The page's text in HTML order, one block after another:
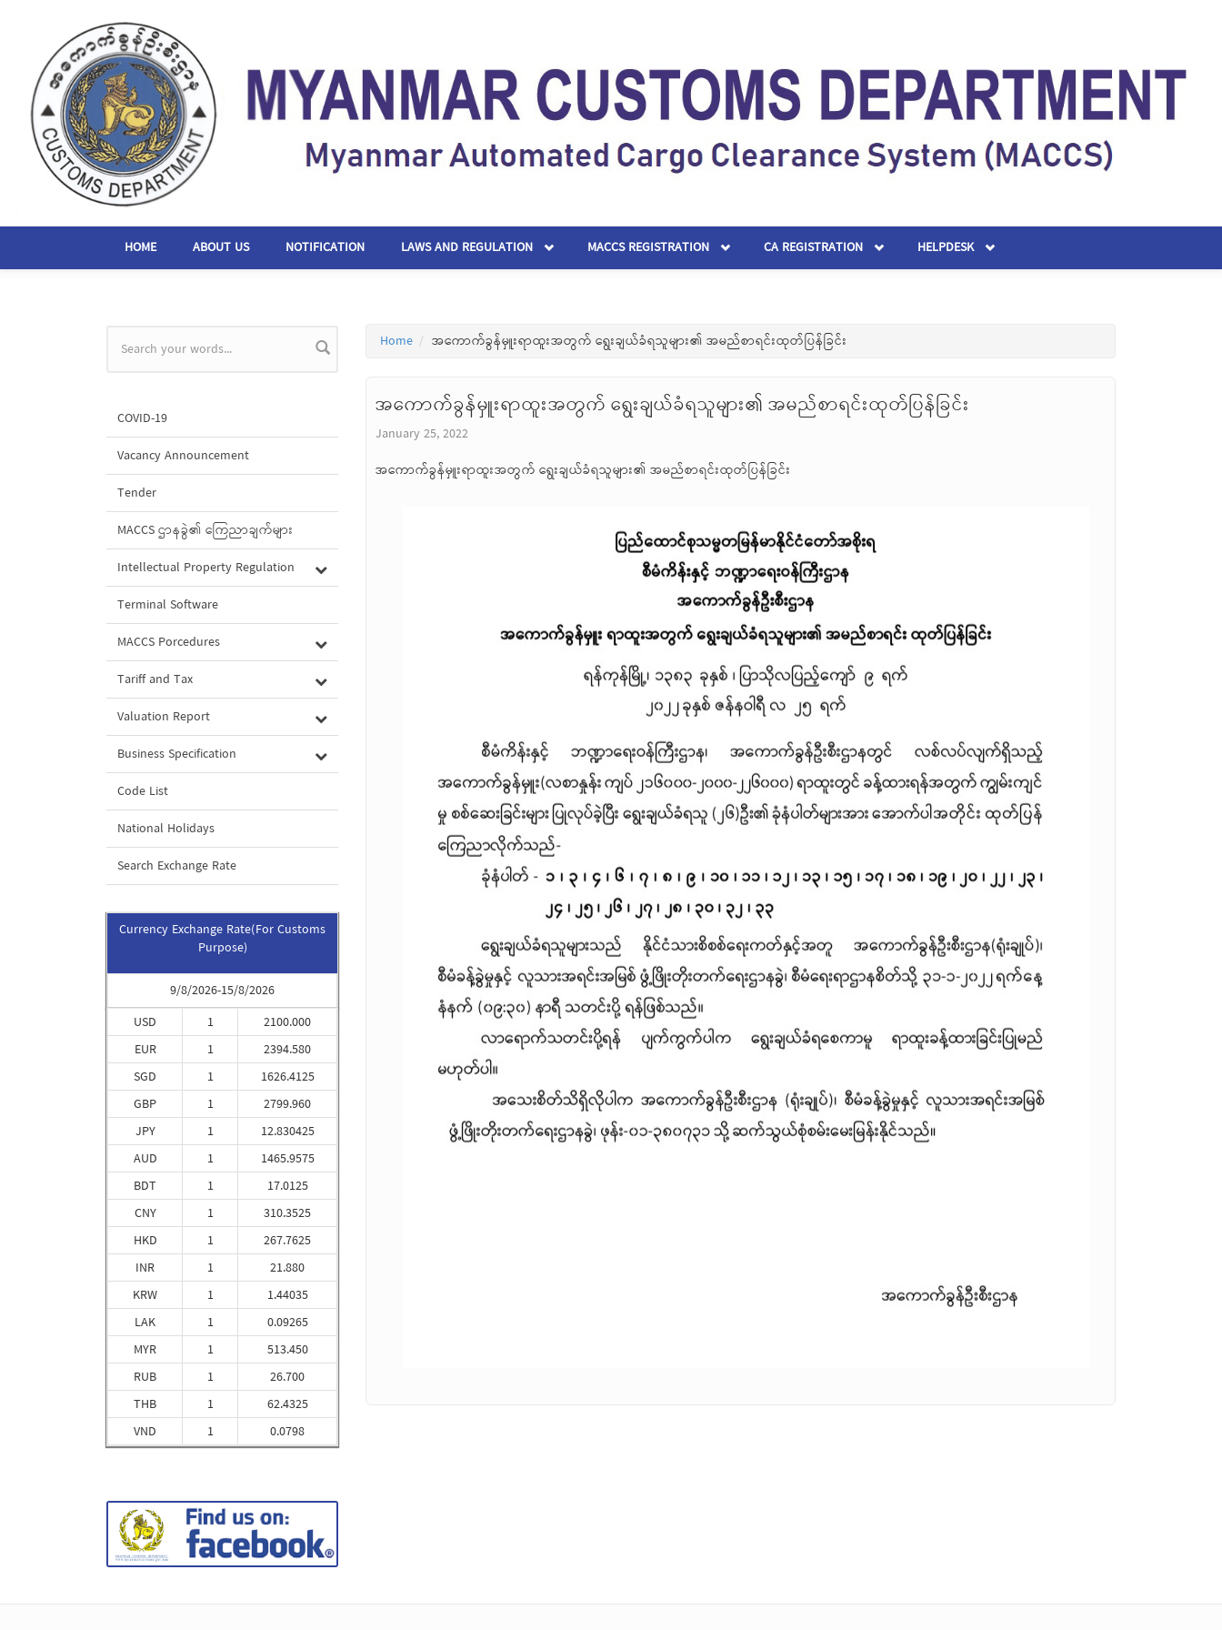
HOME ABOUT US NOTIFICATION LAWS AND REGULATION MACCS REGISTRATION CA REGISTRATION HELPDESK
Search form
COVID-19
Vacancy Announcement
Tender
MACCS ဌာနခွဲ၏ ကြေညာချက်များ
Intellectual Property Regulation
Terminal Software
MACCS Porcedures
Tariff and Tax
Valuation Report
Business Specification
Code List
National Holidays
Search Exchange Rate
Currency Exchange Rate(For Customs
Purpose)
9/8/2026-15/8/2026
USD
EUR
SGD
GBP
JPY
AUD
BDT
CNY
HKD
INR
KRW
LAK
MYR
RUB
THB
VND
1
1
1
1
1
1
1
1
1
1
1
1
1
1
1
1
2100.000
2394.580
1626.4125
2799.960
12.830425
1465.9575
17.0125
310.3525
267.7625
21.880
1.44035
0.09265
513.450
26.700
62.4325
0.0798
Home အကောက်ခွန်မှူးရာထူးအတွက် ရွေးချယ်ခံရသူများ၏ အမည်စာရင်းထုတ်ပြန်ခြင်း
အကောက်ခွန်မှူးရာထူးအတွက် ရွေးချယ်ခံရသူများ၏ အမည်စာရင်းထုတ်ပြန်ခြင်း
January 25, 2022
အကောက်ခွန်မှူးရာထူးအတွက် ရွေးချယ်ခံရသူများ၏ အမည်စာရင်းထုတ်ပြန်ခြင်း